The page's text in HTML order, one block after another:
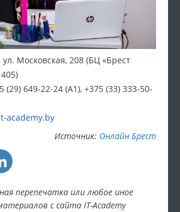
ул. Московская, 208 (БЦ «Брест
(29) 649-22-24 (A1), +375 (33) 333-50-
academy.by
Источник: Онлайн Брест
перепечатка или любое иное
с сайта IT-Academy